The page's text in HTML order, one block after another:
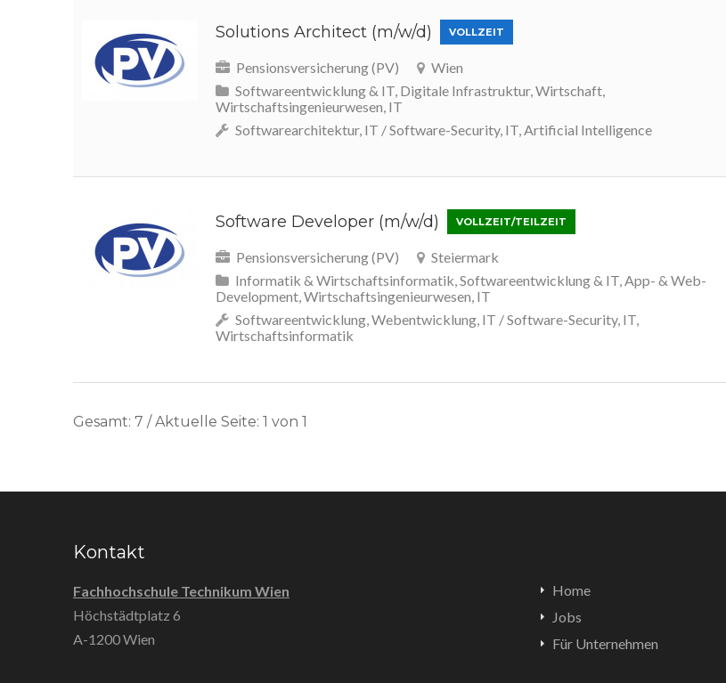
Solutions Architect (m/w/d) VOLLZEIT
Pensionsversicherung (PV)
Wien
Softwareentwicklung & IT, Digitale Infrastruktur, Wirtschaft,
Wirtschaftsingenieurwesen, IT
Softwarearchitektur, IT / Software-Security, IT, Artificial Intelligence
Software Developer (m/w/d) VOLLZEIT/TEILZEIT
Pensionsversicherung (PV)
Steiermark
Informatik & Wirtschaftsinformatik, Softwareentwicklung & IT, App- & Web-
Development, Wirtschaftsingenieurwesen, IT
Softwareentwicklung, Webentwicklung, IT / Software-Security, IT,
Wirtschaftsinformatik
Gesamt: 7 / Aktuelle Seite: 1 von 1
Kontakt
Fachhochschule Technikum Wien
Höchstädtplatz 6
A-1200 Wien
Home
Jobs
Für Unternehmen